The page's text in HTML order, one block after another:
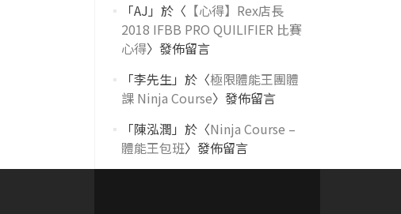
「AJ 」於〈 【心得】Rex店長
2018 IFBB PRO QUILIFIER 比賽
心得〉發佈留言
「李先生」於〈極限體能王團體
課 Ninja Course〉發佈留言
「陳泓潤 」於〈Ninja Course –
體能王包班〉發佈留言